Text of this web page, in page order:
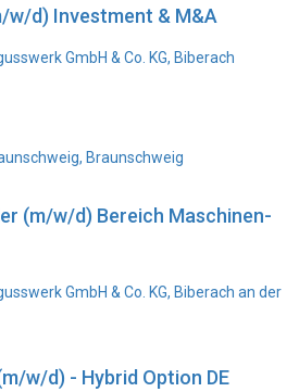
d) Investment & M&A
GmbH & Co. KG, Biberach
Braunschweig
(m/w/d) Bereich Maschinen-
GmbH & Co. KG, Biberach an der
w/d) - Hybrid Option DE